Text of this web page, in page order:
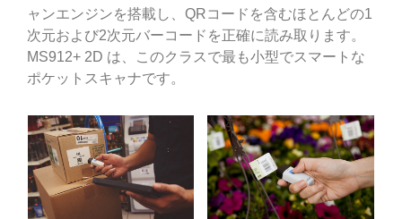
ャンエンジンを搭載し、QRコードを含むほとんどの1
次元および2次元バーコードを正確に読み取ります。
MS912+ 2D は、このクラスで最も小型でスマートな
ポケットスキャナです。